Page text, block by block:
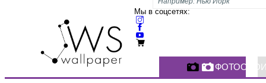
Мы в соцсетях: